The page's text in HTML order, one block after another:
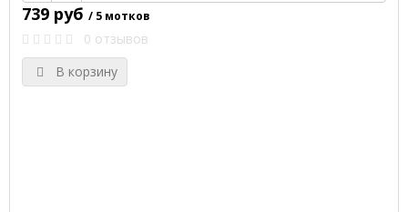
739 руб / 5 мотков
0 отзывов
В корзину